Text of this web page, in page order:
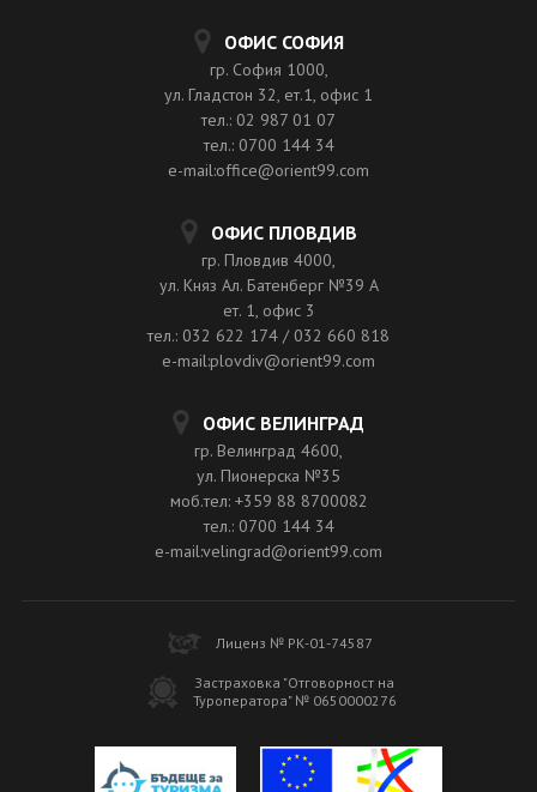
ОФИС СОФИЯ
гр. София 1000,
ул. Гладстон 32, ет.1, офис 1
тел.: 02 987 01 07
тел.: 0700 144 34
e-mail:office@orient99.com
ОФИС ПЛОВДИВ
гр. Пловдив 4000,
ул. Княз Ал. Батенберг №39 A
ет. 1, офис 3
тел.: 032 622 174 / 032 660 818
e-mail:plovdiv@orient99.com
ОФИС ВЕЛИНГРАД
гр. Велинград 4600,
ул. Пионерска №35
моб.тел: +359 88 8700082
тел.: 0700 144 34
e-mail:velingrad@orient99.com
Лиценз № РК-01-74587
Застраховка "Отговорност на
Туроператора" № 0650000276